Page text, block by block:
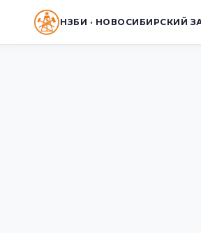
НЗБИ · НОВОСИБИРСКИЙ